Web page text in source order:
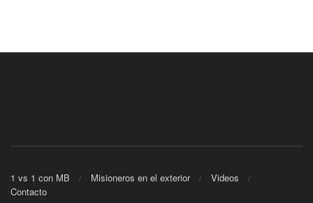
1 vs 1 con MB Misioneros en el exterior
Videos
Contacto